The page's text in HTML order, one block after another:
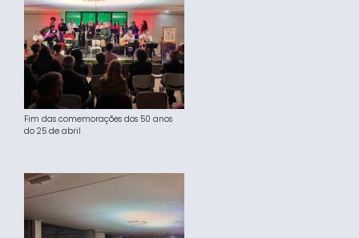
Fim das comemorações dos 50 anos
do 25 de abril